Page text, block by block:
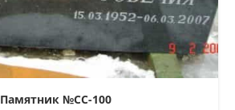
Памятник №СС-100